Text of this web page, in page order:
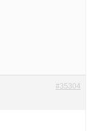
#35304